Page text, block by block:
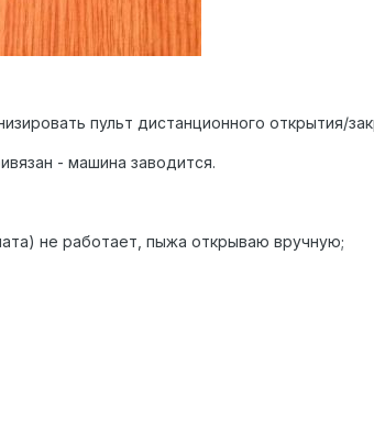
пульт дистанционного открытия/
- машина заводится.
не работает, пыжа открываю вручную;